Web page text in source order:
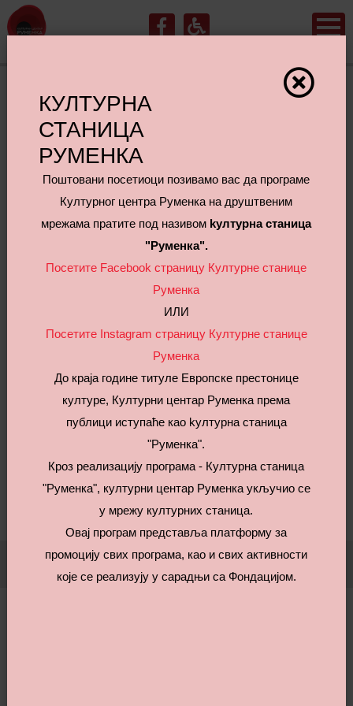
Прослава Дана жена
У знаку Дана посвећеног женама, током ког славимо
њихову лепоту, снагу и важност у животу сваког од нас,
"Весели патуљци" и ОШ "Свети Сава" у понедељак 9.
Powered by KC Rumenka
КУЛТУРНА
СТАНИЦА
РУМЕНКА
Поштовани посетиоци позивамо вас да програме
Културног центра Руменка на друштвеним
мрежама пратите под називом kултурна станица
"Руменка".
Посетите Facebook страницу Културне станице
Руменка
ИЛИ
Посетите Instagram страницу Културне станице
Руменка
До краја године титуле Европске престонице
културе, Културни центар Руменка према
публици иступаће као kултурна станица
"Руменка".
Кроз реализацију програма - Културна станица
"Руменка", културни центар Руменка укључио се
у мрежу културних станица.
Овај програм представља платформу за
промоцију свих програма, као и свих активности
које се реализују у сарадњи са Фондацијом.